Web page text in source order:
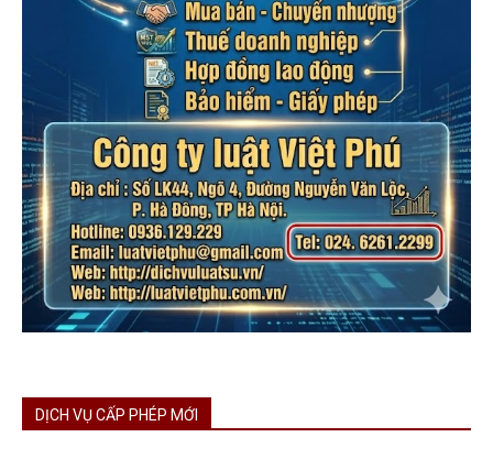
DỊCH VỤ CẤP PHÉP MỚI